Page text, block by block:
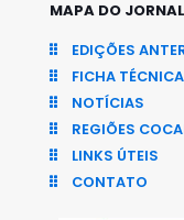
MAPA DO JORNAL
EDIÇÕES
FICHA TÉCNICA
NOTÍCIAS
REGIÕES
LINKS ÚTEIS
CONTATO